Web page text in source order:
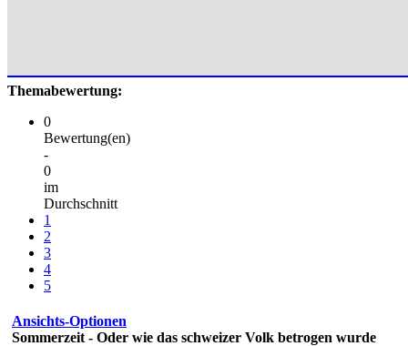
Themabewertung:
0
Bewertung(en)
-
0
im
Durchschnitt
1
2
3
4
5
Ansichts-Optionen
Sommerzeit - Oder wie das schweizer Volk betrogen wurde